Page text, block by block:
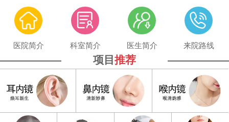
医院简介 科室简介 医生简介 来院路线
项目 推荐